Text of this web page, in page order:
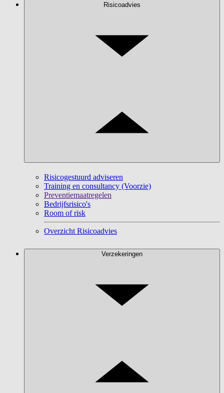
Risicoadvies
Risicogestuurd adviseren
Training en consultancy (Voorzie)
Preventiemaatregelen
Bedrijfsrisico's
Room of risk
Overzicht Risicoadvies
Verzekeringen